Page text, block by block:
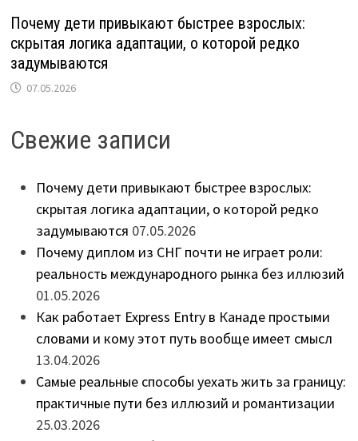
Почему дети привыкают быстрее взрослых:
скрытая логика адаптации, о которой редко
задумываются
07.05.2026
Свежие записи
Почему дети привыкают быстрее взрослых:
скрытая логика адаптации, о которой редко
задумываются 07.05.2026
Почему диплом из СНГ почти не играет роли:
реальность международного рынка без иллюзий
01.05.2026
Как работает Express Entry в Канаде простыми
словами и кому этот путь вообще имеет смысл
13.04.2026
Самые реальные способы уехать жить за границу:
практичные пути без иллюзий и романтизации
25.03.2026